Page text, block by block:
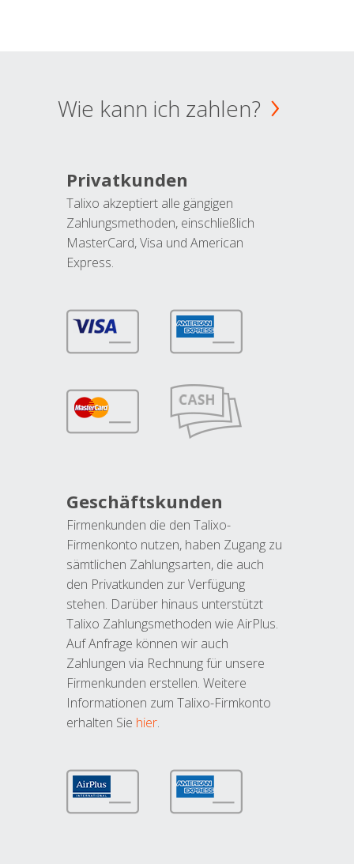
Wie kann ich zahlen?
Privatkunden
Talixo akzeptiert alle gängigen
Zahlungsmethoden, einschließlich
MasterCard, Visa und American
Express.
Geschäftskunden
Firmenkunden die den Talixo-
Firmenkonto nutzen, haben Zugang zu
sämtlichen Zahlungsarten, die auch
den Privatkunden zur Verfügung
stehen. Darüber hinaus unterstützt
Talixo Zahlungsmethoden wie AirPlus.
Auf Anfrage können wir auch
Zahlungen via Rechnung für unsere
Firmenkunden erstellen. Weitere
Informationen zum Talixo-Firmkonto
erhalten Sie hier.